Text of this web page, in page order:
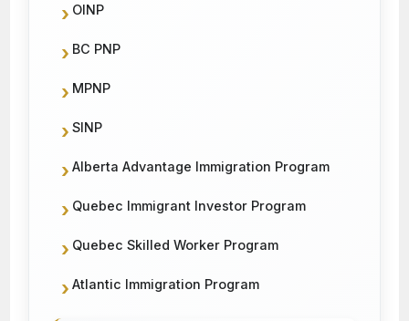
OINP
BC PNP
MPNP
SINP
Alberta Advantage Immigration Program
Quebec Immigrant Investor Program
Quebec Skilled Worker Program
Atlantic Immigration Program